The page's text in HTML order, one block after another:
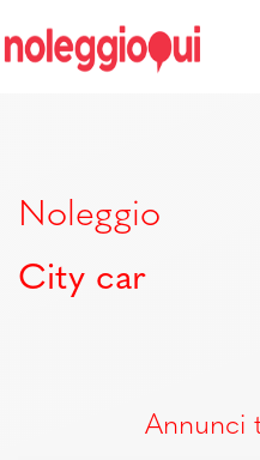
Noleggio
City car
Annunci